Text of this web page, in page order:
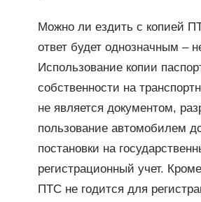
Можно ли ездить с копией
ответ будет однозначным –
Использование копии
собственности на
не является документом,
пользование автомобилем
постановки на
регистрационный учет.
ПТС не годится для